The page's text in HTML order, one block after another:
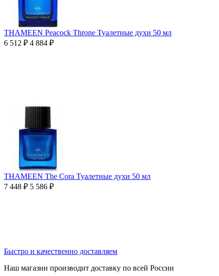
THAMEEN Peacock Throne Туалетные духи 50 мл
6 512 ₽ 4 884 ₽
THAMEEN The Cora Туалетные духи 50 мл
7 448 ₽ 5 586 ₽
Быстро и качественно доставляем
Наш магазин производит доставку по всей России